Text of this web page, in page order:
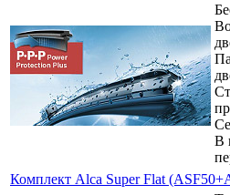
В
Комплект Alca Super Flat